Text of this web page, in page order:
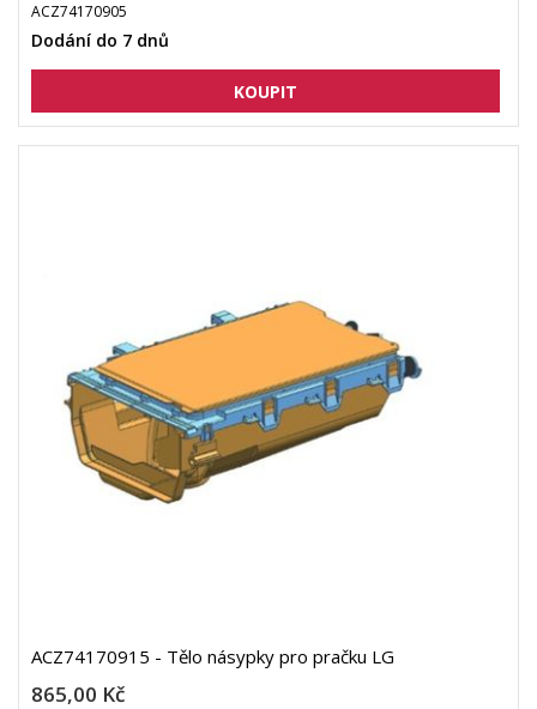
ACZ74170905
Dodání do 7 dnů
ACZ74170915 - Tělo násypky pro pračku LG
865,00 Kč